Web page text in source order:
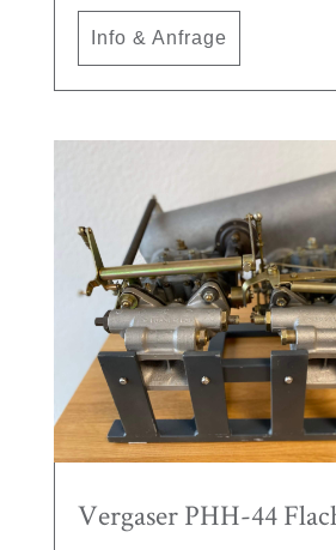
Info & Anfrage
Vergaser PHH-44